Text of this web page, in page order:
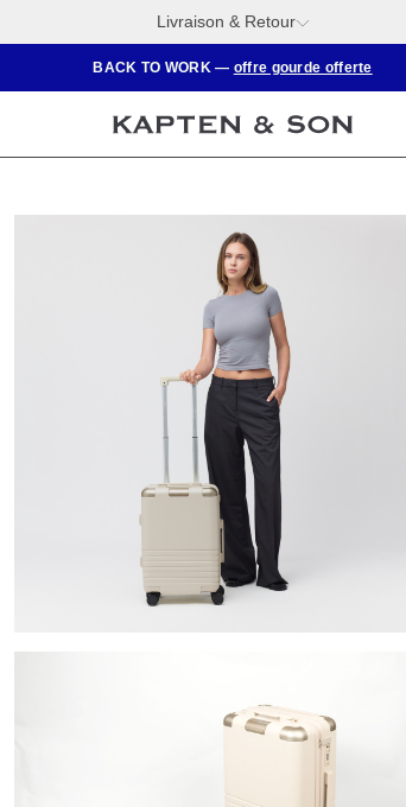
Livraison & Retour
BACK TO WORK — offre gourde offerte